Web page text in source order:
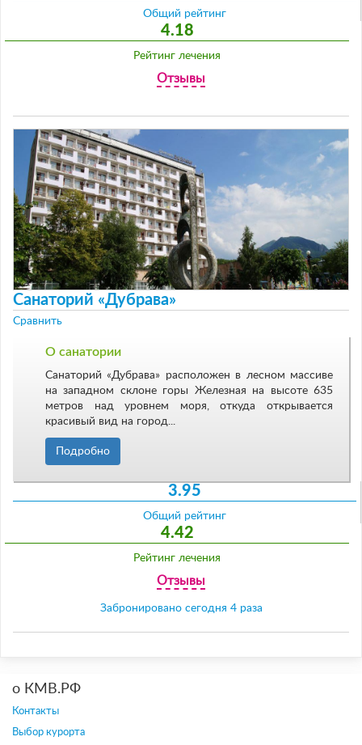
Общий рейтинг
4.18
Рейтинг лечения
Отзывы
Санаторий «Дубрава»
Сравнить
О санатории
Санаторий «Дубрава» расположен в лесном массиве
на западном склоне горы Железная на высоте 635
метров над уровнем моря, откуда открывается
красивый вид на город...
Подробно
3.95
Общий рейтинг
4.42
Рейтинг лечения
Отзывы
Забронировано сегодня 4 раза
о КМВ.РФ
Контакты
Выбор курорта